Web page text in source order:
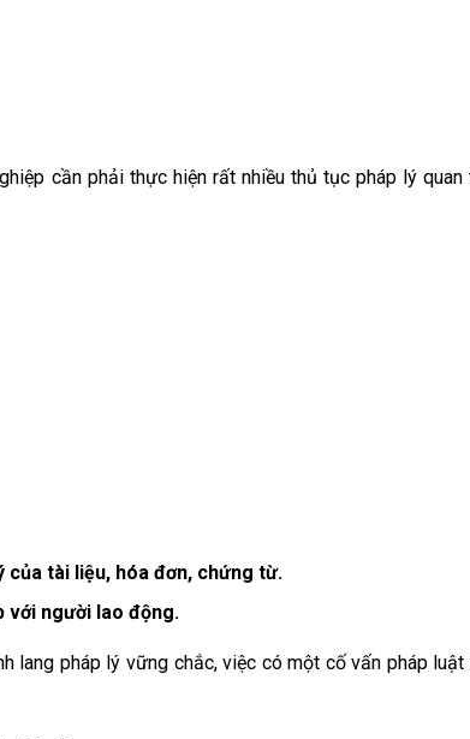
cần phải thực hiện rất nhiều thủ tục pháp lý quan
của tài liệu, hóa đơn, chứng từ.
với người lao động.
lang pháp lý vững chắc, việc có một cố vấn pháp luật